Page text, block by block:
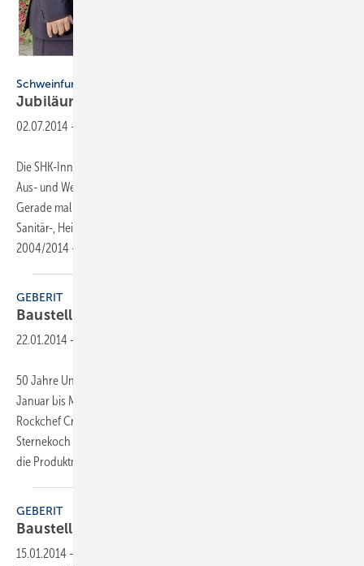
Schweinfurt
Jubiläum in
02.07.2014 -
Die SHK-Innung hat sich einen Namen gemacht. Vor allem in puncto
Aus- und Weiterbildung hat sich eine rasante Entwicklung vollzogen.
Gerade mal zehn Jahre sind es her, seitdem die Innung für Spengler-,
Sanitär-, Heizungs- und Klimatechnik ihr Bildungszentrum eröffnete.
2004/2014 – ein Grund
GEBERIT
Baustellenpartys zum
22.01.2014 -
50 Jahre Unterputzspülkasten feiert Geberit in diesem Jahr von Mitte
Januar bis Mitte April mit 36 Baustellenpartys. Dabei zeigt die
Rockchef Crew brenzlige Kochstunts und serviert Gerichte von
Sternekoch Stefan Marquard à la Baustelle. Dazu präsentiert Geberit
die Produktneuheiten 2014
GEBERIT
Baustellenpartys zum
15.01.2014 -